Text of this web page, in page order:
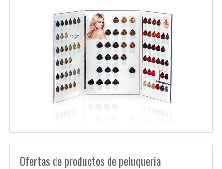
Ofertas de productos de peluqueria